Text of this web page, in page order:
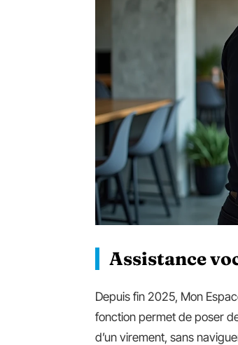
Assistance
Depuis fin 2025, Mon
fonction permet de poser
d’un virement, sans